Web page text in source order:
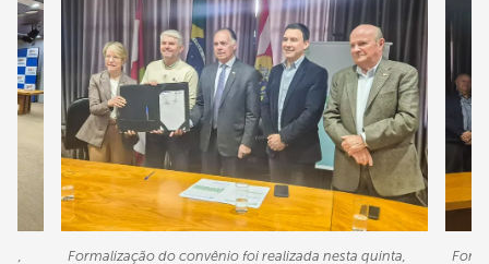
Formalização do convênio foi realizada nesta quinta,